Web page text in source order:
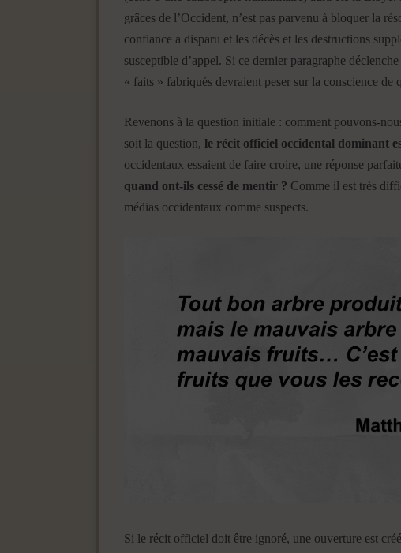
grâces de l’Occident, n’est pas parvenu à bloquer la
confiance a disparu et les décès et les destructions
susceptible d’appel. Si ce dernier paragraphe
« faits » fabriqués devraient peser sur la conscience de
Revenons à la question initiale : comment pouvons-
soit la question, le récit officiel occidental dominant
occidentaux essaient de faire croire, une réponse
quand ont-ils cessé de mentir ? Comme il est très
médias occidentaux comme suspects.
Si le récit officiel doit être ignoré, une ouverture est